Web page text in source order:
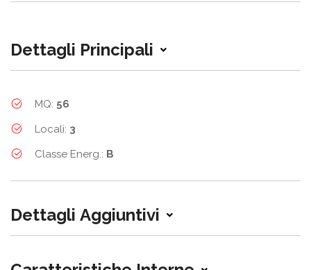
Dettagli Principali
MQ: 56
Locali: 3
Classe Energ.: B
Dettagli Aggiuntivi